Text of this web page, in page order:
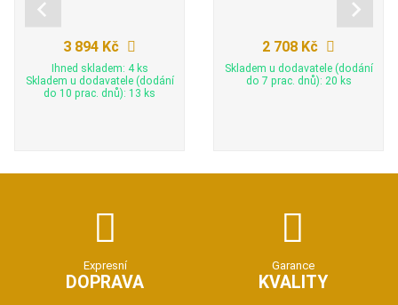
3 894 Kč
Ihned skladem: 4 ks
Skladem u dodavatele (dodání
do 10 prac. dnů): 13 ks
2 708 Kč
Skladem u dodavatele (dodání
do 7 prac. dnů): 20 ks
Expresní
DOPRAVA
Garance
KVALITY